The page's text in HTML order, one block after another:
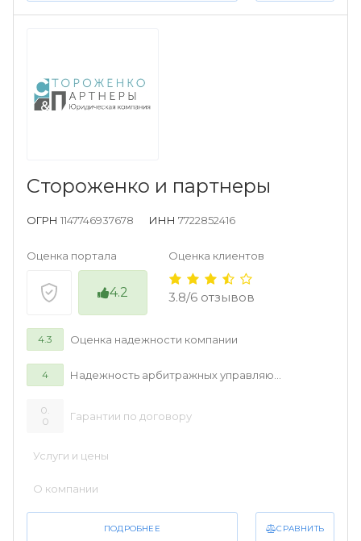
СРАВНИТЬ
Стороженко и партнеры
ОГРН 1147746937678 ИНН 7722852416
Оценка портала
4.2
Оценка клиентов
3.8/6 отзывов
4.3 Оценка надежности компании
4
0.
0
Гарантии по договору
Услуги и цены
О компании
ПОДРОБНЕЕ